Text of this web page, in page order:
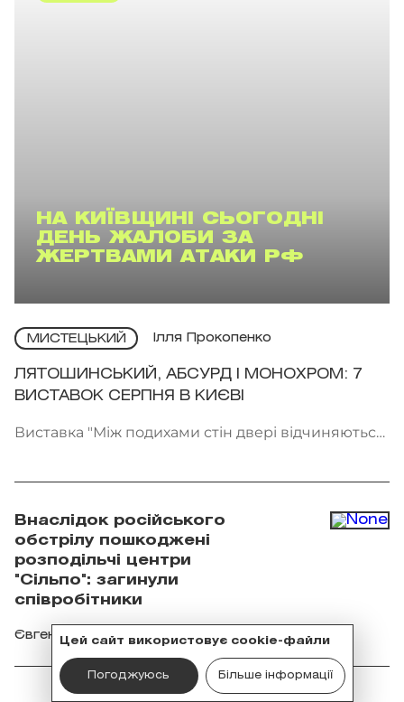
НА КИЇВЩИНІ СЬОГОДНІ
ДЕНЬ ЖАЛОБИ ЗА
ЖЕРТВАМИ АТАКИ РФ
МИСТЕЦЬКИЙ Ілля Прокопенко
ЛЯТОШИНСЬКИЙ, АБСУРД І МОНОХРОМ: 7
ВИСТАВОК СЕРПНЯ В КИЄВІ
Виставка "Між подихами стін двері відчиняються
Внаслідок російського
обстрілу пошкоджені
розподільчі центри
"Сільпо": загинули
співробітники
Євгенія Катеринчак
Цей сайт використовує cookie-файли
Погоджуюсь Більше інформації